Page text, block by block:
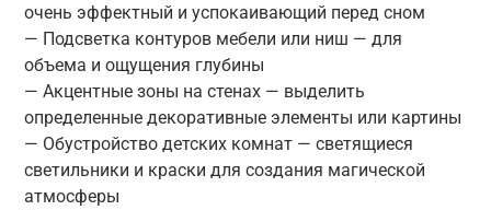
очень эффектный и успокаивающий перед сном
— Подсветка контуров мебели или ниш — для
объема и ощущения глубины
— Акцентные зоны на стенах — выделить
определенные декоративные элементы или картины
— Обустройство детских комнат — светящиеся
светильники и краски для создания магической
атмосферы